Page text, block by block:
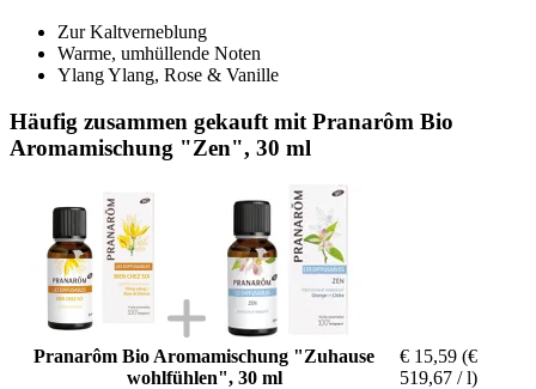
Zur Kaltverneblung
Warme, umhüllende Noten
Ylang Ylang, Rose & Vanille
Häufig zusammen gekauft mit Pranarôm Bio
Aromamischung "Zen", 30 ml
Pranarôm Bio Aromamischung "Zuhause
wohlfühlen", 30 ml
€ 15,59 (€
519,67 / l)